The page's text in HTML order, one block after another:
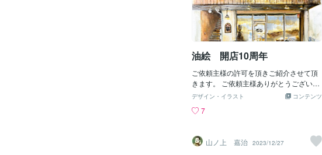
な、と待っている人の現実は満たされな
い現実でしょう。小さなおくりものをお
くり続ける人の現実は確実に豊かな現実
となるでしょう。☆☆☆絵本で「どうぞ
のいす」ってあるんですけど知ってま
油絵 開店10周年
ご依頼主様の許可を頂きご紹介させて頂
きます。 ご依頼主様ありがとうございま
した。 お世話になったお店のオーナー様
た。F3号と小品ながらショウウインドウ
ってカッコイイ作品となりました。お店
の益々のご発展を願って止みません。
コンテンツ
デザイン・イラスト
7
山ノ上 嘉治 2023/12/27